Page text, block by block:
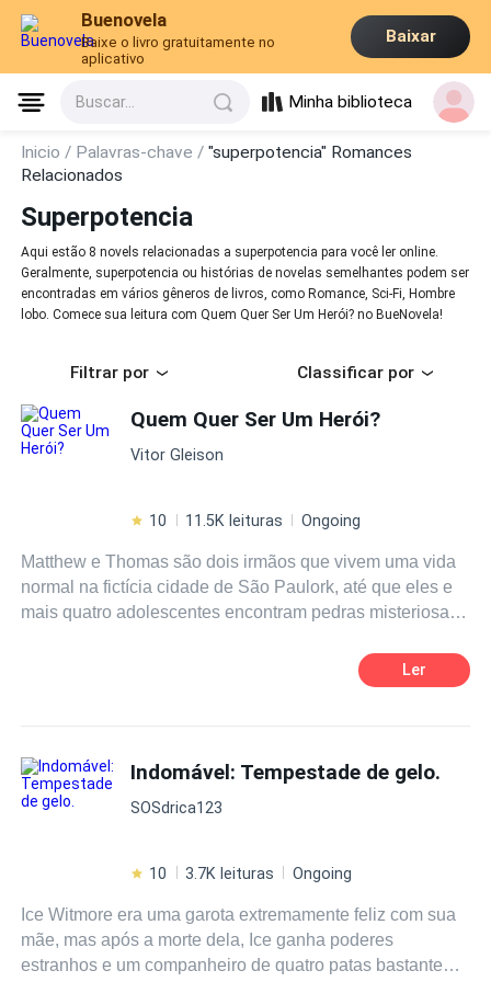
Buenovela
Baixe o livro gratuitamente no
aplicativo
Baixar
Buscar... Minha biblioteca
Inicio / Palavras-chave /"superpotencia" Romances
Relacionados
Superpotencia
Aqui estão 8 novels relacionadas a superpotencia para você ler online.
Geralmente, superpotencia ou histórias de novelas semelhantes podem ser
encontradas em vários gêneros de livros, como Romance, Sci-Fi, Hombre
lobo. Comece sua leitura com Quem Quer Ser Um Herói? no BueNovela!
Filtrar por Classificar por
Quem Quer Ser Um Herói?
Vitor Gleison
10 11.5K leituras Ongoing
Matthew e Thomas são dois irmãos que vivem uma vida
normal na fictícia cidade de São Paulork, até que eles e
mais quatro adolescentes encontram pedras misteriosas
inimagináveis, eles e seus novos amigos, são
que um terrível vilão ameaça o nosso mundo e toda a
existência humana, e eles são os únicos que podem
deter-lo, pois são dignos de usar as pedras. Para derrotar
Victoria terão que aprender o verdadeiro valor de uma
caótica e perigosa contra inimigos de outro mundo, para
protegerem as pessoas que amam, a humanidade, e uns
aos outros.
Ler
Indomável: Tempestade de gelo.
SOSdrica123
10 3.7K leituras Ongoing
Ice Witmore era uma garota extremamente feliz com sua
mãe, mas após a morte dela, Ice ganha poderes
estranhos e um companheiro de quatro patas bastante